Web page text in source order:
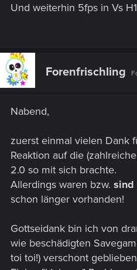
Und weiterhin 5fps in Vs
Forenfrischling
Nabend,
zuerst einmal vielen Dank
Reaktion auf die
2.0 so mit sich brachte.
Allerdings waren bzw. sind
schon länger vorhanden!
Gottseidank bin ich von
wie beschädigten
toi toi!) verschont